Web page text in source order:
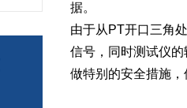
据。
由于从PT开口三角
信号，同时测试仪
做特别的安全措施